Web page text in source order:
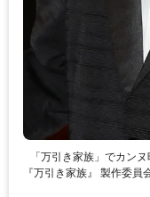
「万引き家族」でカン
『万引き家族』 製作委員